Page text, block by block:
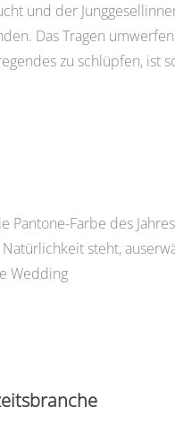
und der
Das Tragen
zu schlüpfen, ist
Farbe des
steht,
Wedding